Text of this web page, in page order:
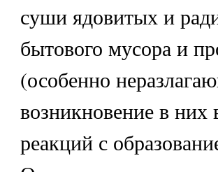
суши ядовитых и
бытового мусора и
(особенно
возникновение в
реакций с